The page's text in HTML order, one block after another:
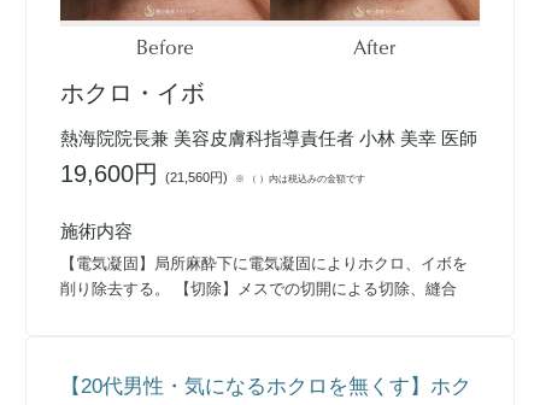
Before After
ホクロ・イボ
熱海院院長兼 美容皮膚科指導責任者 小林 美幸 医師
19,600円(21,560円) ※ （ ）内は税込みの金額です
施術内容
【電気凝固】局所麻酔下に電気凝固によりホクロ、イボを
削り除去する。 【切除】メスでの切開による切除、縫合
【20代男性・気になるホクロを無くす】ホク